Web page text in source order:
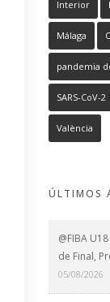
Interior
Málaga
pandemia
SARS-CoV-2
València
ÚLTIMOS
@FIBA
de Final,
05/08/2026